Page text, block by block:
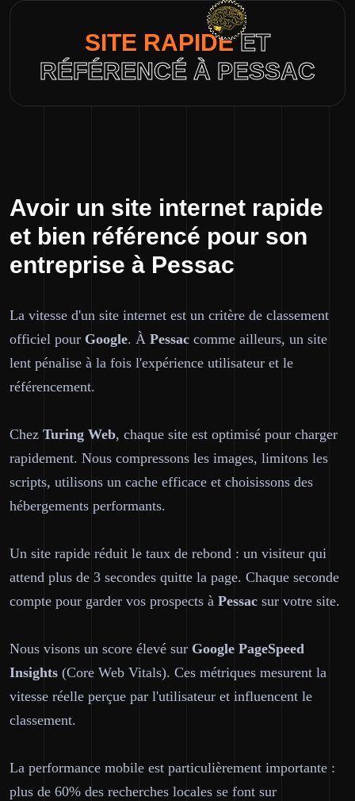
SITE RAPIDEET
RÉFÉRENCÉ À PESSAC
Avoir un site internet rapide
et bien référencé pour son
entreprise à Pessac
La vitesse d'un site internet est un critère de classement
officiel pour Google. À Pessac comme ailleurs, un site
lent pénalise à la fois l'expérience utilisateur et le
référencement.
Chez Turing Web, chaque site est optimisé pour charger
rapidement. Nous compressons les images, limitons les
scripts, utilisons un cache efficace et choisissons des
hébergements performants.
Un site rapide réduit le taux de rebond : un visiteur qui
attend plus de 3 secondes quitte la page. Chaque seconde
compte pour garder vos prospects à Pessac sur votre site.
Nous visons un score élevé sur Google PageSpeed
Insights (Core Web Vitals). Ces métriques mesurent la
vitesse réelle perçue par l'utilisateur et influencent le
classement.
La performance mobile est particulièrement importante :
plus de 60% des recherches locales se font sur